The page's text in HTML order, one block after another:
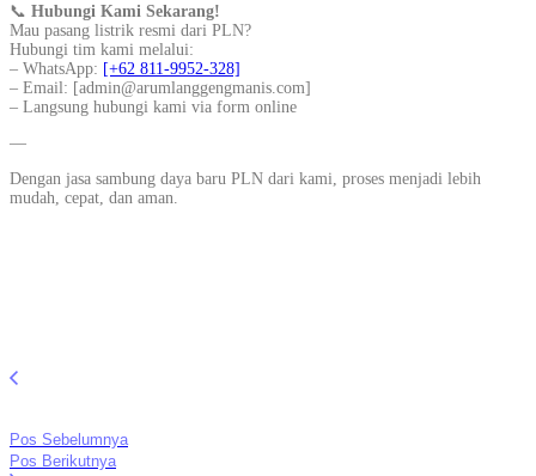
📞 Hubungi Kami Sekarang!
Mau pasang listrik resmi dari PLN?
Hubungi tim kami melalui:
– WhatsApp: [+62 811-9952-328]
– Email: [admin@arumlanggengmanis.com]
– Langsung hubungi kami via form online
—
Dengan jasa sambung daya baru PLN dari kami, proses menjadi lebih
mudah, cepat, dan aman.
Pos Sebelumnya
Pos Berikutnya